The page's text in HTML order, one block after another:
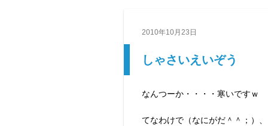
2010年10月23日
しゃさいえいぞう
なんつーか・・・・寒いですｗ
てなわけで（なにがだ＾＾；）